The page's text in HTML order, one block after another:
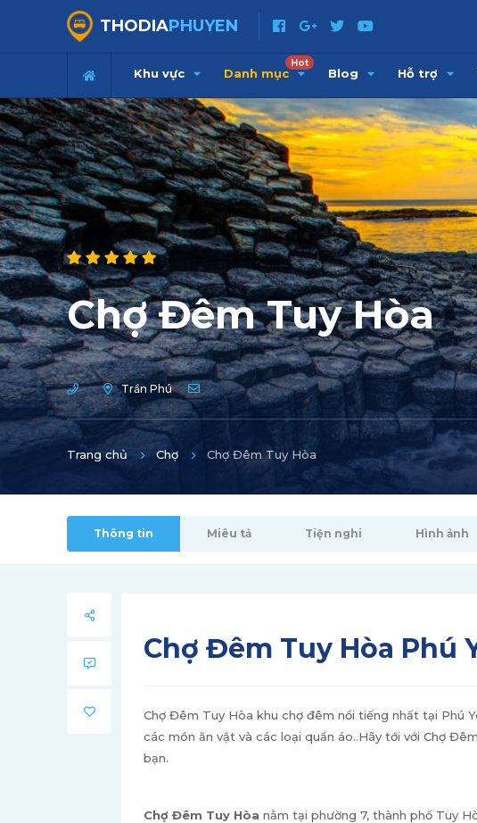
THODIAPHUYEN
Khu vực Danh mục
Hot
Blog Hỗ trợ
Chợ Đêm Tuy Hòa
Trần Phú
Trang chủ Chợ Chợ Đêm Tuy Hòa
Thông tin Miêu tả Tiện nghi Hình ảnh
Chợ Đêm Tuy Hòa Phú
Chợ Đêm Tuy Hòa khu chợ đêm nổi tiếng nhất tại Phú
các món ăn vặt và các loại quần áo..Hãy tới với Chợ
bạn.
Chợ Đêm Tuy Hòa nằm tại phường 7, thành phố Tuy